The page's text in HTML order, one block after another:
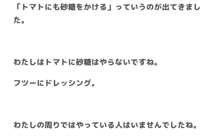
「トマトにも砂糖をかける」っていうのが出てきまし
た。
わたしはトマトに砂糖はやらないですね。
フツーにドレッシング。
わたしの周りではやっている人はいませんでしたね。